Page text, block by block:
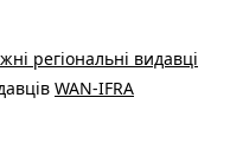
регіональні видавці
WAN-IFRA